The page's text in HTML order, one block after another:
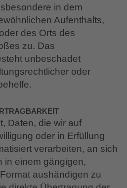
in dem
Aufenthalts,
des Orts des
zu. Das
unbeschadet
oder
Daten, die wir auf
oder in Erfüllung
verarbeiten, an sich
in einem gängigen,
aushändigen zu